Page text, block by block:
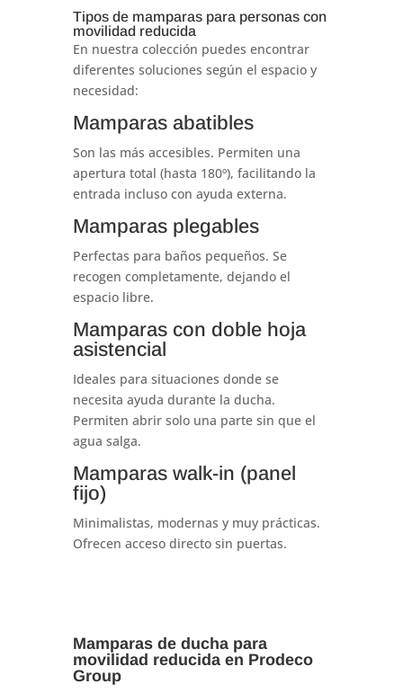
Tipos de mamparas para personas con
movilidad reducida
En nuestra colección puedes encontrar
diferentes soluciones según el espacio y
necesidad:
Mamparas abatibles
Son las más accesibles. Permiten una
apertura total (hasta 180º), facilitando la
entrada incluso con ayuda externa.
Mamparas plegables
Perfectas para baños pequeños. Se
recogen completamente, dejando el
espacio libre.
Mamparas con doble hoja
asistencial
Ideales para situaciones donde se
necesita ayuda durante la ducha.
Permiten abrir solo una parte sin que el
agua salga.
Mamparas walk-in (panel
fijo)
Minimalistas, modernas y muy prácticas.
Ofrecen acceso directo sin puertas.
Mamparas de ducha para
movilidad reducida en Prodeco
Group